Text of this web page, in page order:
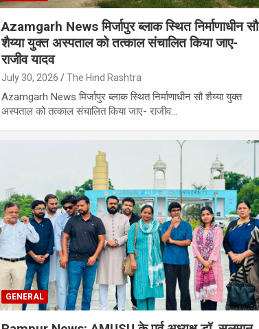
Azamgarh News मिर्जापुर ब्लाक स्थित निर्माणाधीन सौ
शैय्या युक्त अस्पताल को तत्काल संचालित किया जाए-
राजीव यादव
July 30, 2026 The Hind Rashtra
Azamgarh News मिर्जापुर ब्लाक स्थित निर्माणाधीन सौ शैय्या युक्त
अस्पताल को तत्काल संचालित किया जाए- राजीव…
GENERAL